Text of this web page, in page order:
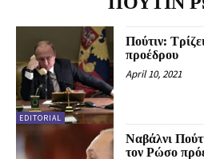
EDITORIAL
Πούτιν:
προέδρου
April 10, 2021
Ναβάλνι
τον Ρώσο